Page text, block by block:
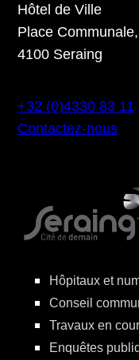
Hôtel de Ville
Place
4100 Seraing
+32 (0)4330 83 11
Contactez-nous
Hôpitaux et
Conseil
Travaux en
Enquêtes